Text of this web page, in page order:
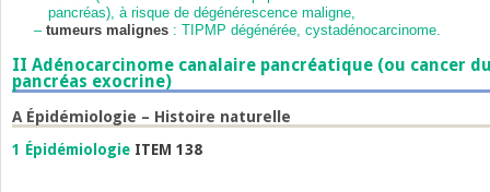
pancréas), à risque de dégénérescence maligne,
– tumeurs malignes: TIPMP dégénérée, cystadénocarcinome.
II Adénocarcinome canalaire pancréatique (ou cancer
pancréas exocrine)
A Épidémiologie – Histoire naturelle
1 Épidémiologie ITEM 138